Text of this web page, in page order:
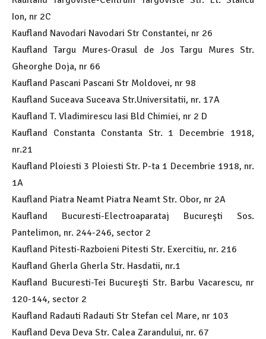
Ion, nr 2C
Kaufland Navodari Navodari Str Constantei, nr 26
Kaufland Targu Mures-Orasul de Jos Targu Mures Str.
Gheorghe Doja, nr 66
Kaufland Pascani Pascani Str Moldovei, nr 98
Kaufland Suceava Suceava Str.Universitatii, nr. 17A
Kaufland T. Vladimirescu Iasi Bld Chimiei, nr 2 D
Kaufland Constanta Constanta Str. 1 Decembrie 1918,
nr.21
Kaufland Ploiesti 3 Ploiesti Str. P-ta 1 Decembrie 1918, nr.
1A
Kaufland Piatra Neamt Piatra Neamt Str. Obor, nr 2A
Kaufland Bucuresti-Electroaparataj Bucureşti Sos.
Pantelimon, nr. 244-246, sector 2
Kaufland Pitesti-Razboieni Pitesti Str. Exercitiu, nr. 216
Kaufland Gherla Gherla Str. Hasdatii, nr.1
Kaufland Bucuresti-Tei Bucureşti Str. Barbu Vacarescu, nr
120-144, sector 2
Kaufland Radauti Radauti Str Stefan cel Mare, nr 103
Kaufland Deva Deva Str. Calea Zarandului, nr. 67